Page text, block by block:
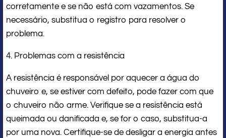
corretamente e se não está com vazamentos. Se
necessário, substitua o registro para resolver o
problema.
4. Problemas com a resistência
A resistência é responsável por aquecer a água do
chuveiro e, se estiver com defeito, pode fazer com que
o chuveiro não arme. Verifique se a resistência está
queimada ou danificada e, se for o caso, substitua-a
por uma nova. Certifique-se de desligar a energia antes